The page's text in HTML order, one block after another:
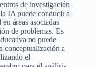
de investigación
IA puede conducir a
áreas asociadas
de problemas. Es
no puede
conceptualización a
el